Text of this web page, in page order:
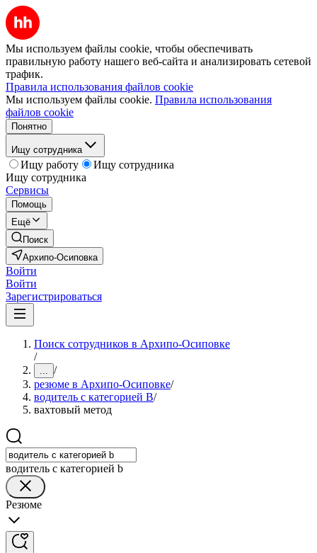
Мы используем файлы cookie, чтобы обеспечивать
правильную работу нашего веб-сайта и анализировать сетевой
трафик.
Правила использования файлов cookie
Мы используем файлы cookie. Правила использования
файлов cookie
Понятно
Ищу сотрудника
Ищу работу
Ищу сотрудника
Ищу сотрудника
Сервисы
Помощь
Ещё
Поиск
Архипо-Осиповка
Войти
Войти
Зарегистрироваться
Поиск сотрудников в Архипо-Осиповке
/
... /
резюме в Архипо-Осиповке/
водитель с категорией B/
вахтовый метод
водитель с категорией b
Резюме